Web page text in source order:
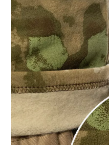
Фильтр
Сортировка
По популярности (возрастание)
Комфорт
Утепленная
Сфера деятельности
ВС
Охрана
Полиция, МВД
Полевая